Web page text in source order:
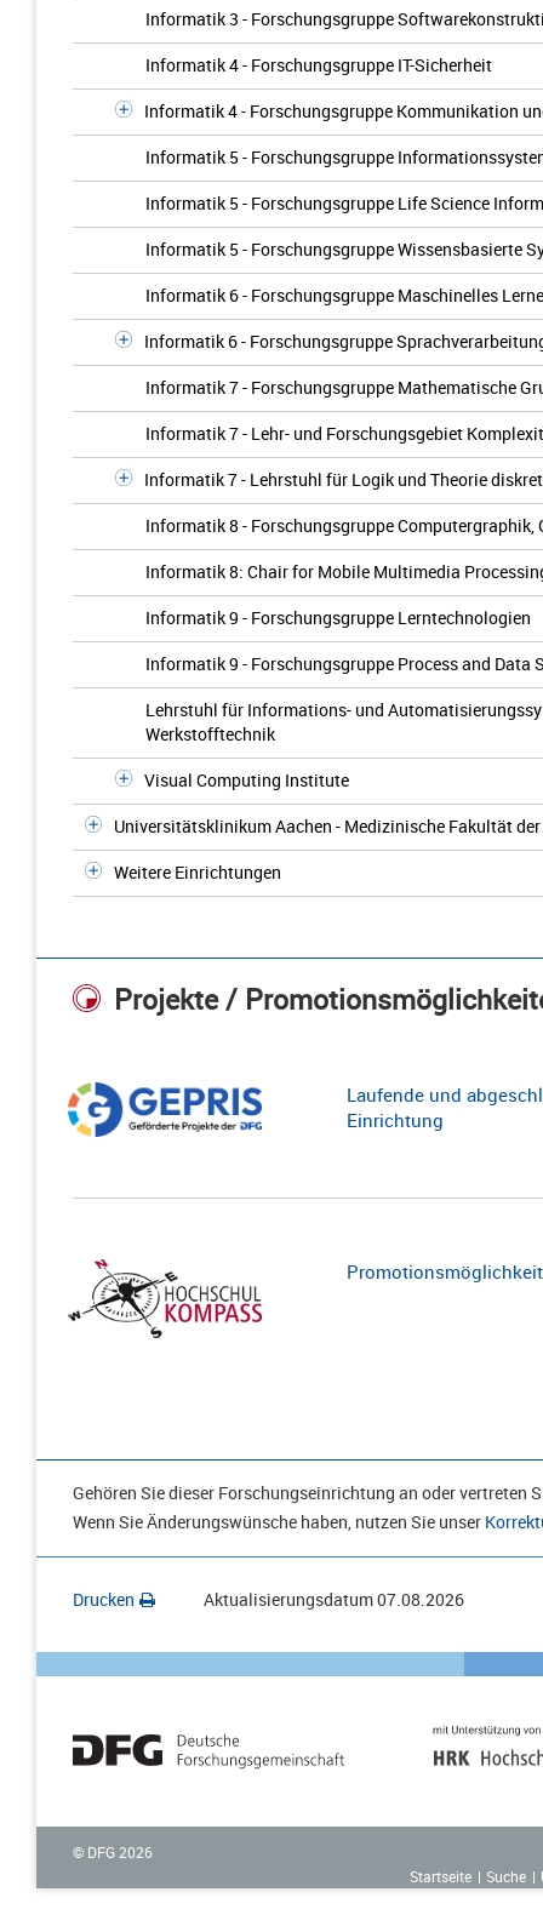
Informatik 3 - Forschungsgruppe
Informatik 4 - Forschungsgruppe IT-Sicherheit
Informatik 4 - Forschungsgruppe Kommunikation
Informatik 5 - Forschungsgruppe
Informatik 5 - Forschungsgruppe Life Science
Informatik 5 - Forschungsgruppe Wissensbasierte
Informatik 6 - Forschungsgruppe Maschinelles
Informatik 6 - Forschungsgruppe
Informatik 7 - Forschungsgruppe Mathematische
Informatik 7 - Lehr- und Forschungsgebiet
Informatik 7 - Lehrstuhl für Logik und Theorie
Informatik 8 - Forschungsgruppe
Informatik 8: Chair for Mobile Multimedia
Informatik 9 - Forschungsgruppe Lerntechnologien
Informatik 9 - Forschungsgruppe Process and Data
Lehrstuhl für Informations- und
Werkstofftechnik
Visual Computing Institute
Universitätsklinikum Aachen - Medizinische Fakultät der
Weitere Einrichtungen
Projekte /
Laufende und
Einrichtung
Gehören Sie dieser Forschungseinrichtung an oder vertreten
Wenn Sie Änderungswünsche haben, nutzen Sie unser
Drucken Aktualisierungsdatum07.08.2026
© DFG 2026
Startseite
Suche